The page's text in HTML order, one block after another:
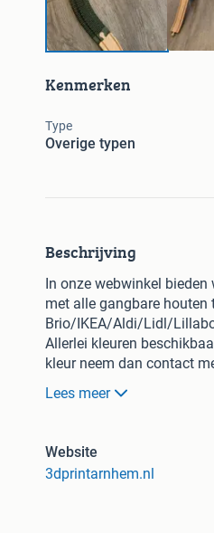
Kenmerken
Type
Overige typen
Beschrijving
In onze webwinkel
met alle gangbare houten
Brio/IKEA/Aldi/Lidl/
Allerlei kleuren
kleur neem dan contact
Stuur gerust een bericht
Houten treinrail connector:
Houten treinrail connector
Houten trein naar duplo
Houten trein naar duplo
Lees meer
Website
3dprintarnhem.nl